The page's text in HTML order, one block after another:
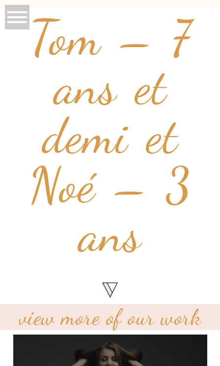
Tom – 7
ans et
demi et
Noé – 3
ans
view more of our work